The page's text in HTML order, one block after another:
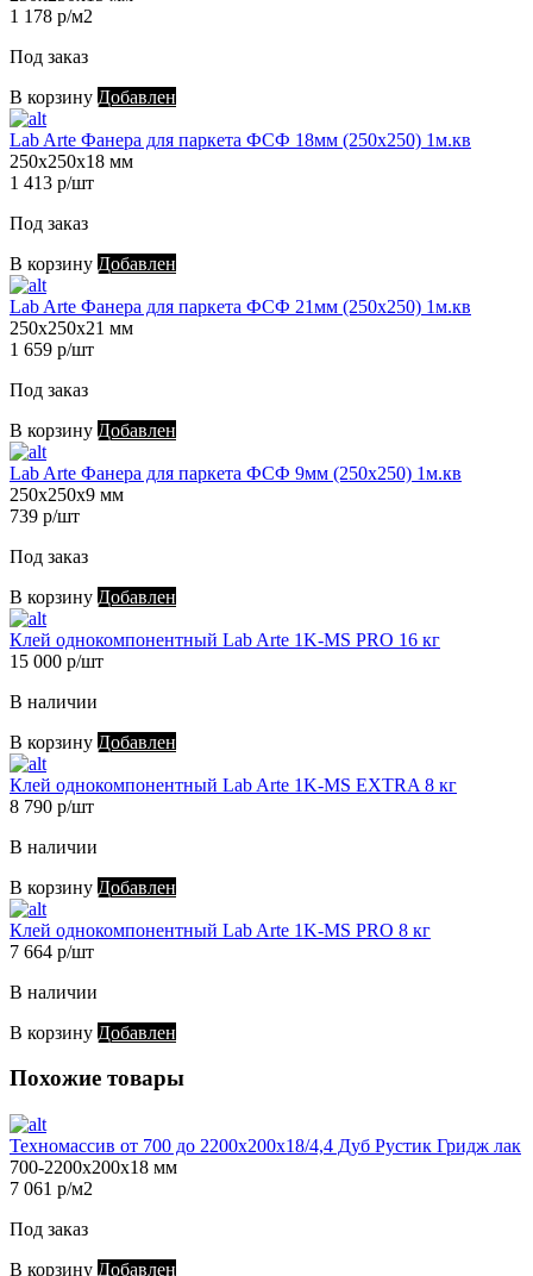
1 178 р/м2
Под заказ
В корзину Добавлен
Lab Arte Фанера для паркета ФСФ 18мм (250х250) 1м.кв
250х250х18 мм
1 413 р/шт
Под заказ
В корзину Добавлен
Lab Arte Фанера для паркета ФСФ 21мм (250х250) 1м.кв
250х250х21 мм
1 659 р/шт
Под заказ
В корзину Добавлен
Lab Arte Фанера для паркета ФСФ 9мм (250х250) 1м.кв
250х250х9 мм
739 р/шт
Под заказ
В корзину Добавлен
Клей однокомпонентный Lab Arte 1K-MS PRO 16 кг
15 000 р/шт
В наличии
В корзину Добавлен
Клей однокомпонентный Lab Arte 1K-MS EXTRA 8 кг
8 790 р/шт
В наличии
В корзину Добавлен
Клей однокомпонентный Lab Arte 1K-MS PRO 8 кг
7 664 р/шт
В наличии
В корзину Добавлен
Похожие товары
Техномассив от 700 до 2200х200х18/4,4 Дуб Рустик Гридж лак
700-2200х200х18 мм
7 061 р/м2
Под заказ
В корзину Добавлен